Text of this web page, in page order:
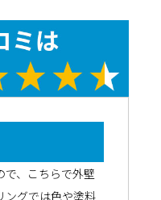
で、こちらで外壁
ングでは色や塗料